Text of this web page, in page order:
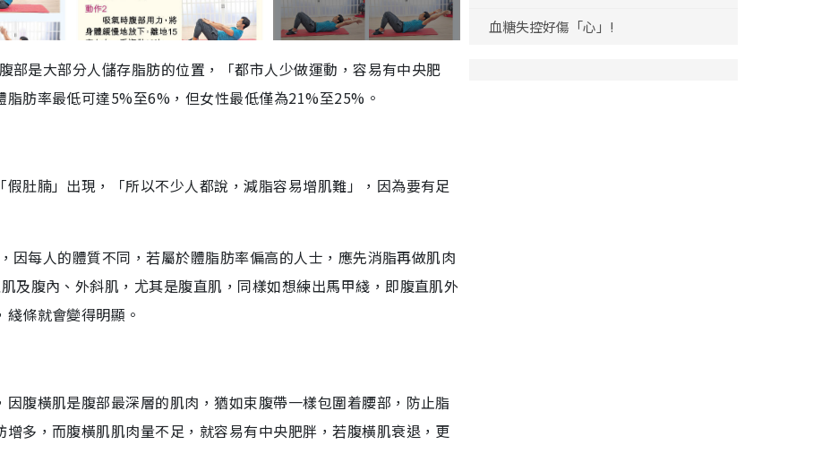
部是大部分人儲存脂肪的位置，「都市人少做運動，容易有中央肥
肪率最低可達5%至6%，但女性最低僅為21%至25%。
肚腩」出現，「所以不少人都說，減脂容易增肌難」，因為要有足
每人的體質不同，若屬於體脂肪率偏高的人士，應先消脂再做肌肉
及腹內、外斜肌，尤其是腹直肌，同樣如想練出馬甲綫，即腹直肌外
條就會變得明顯。
腹橫肌是腹部最深層的肌肉，猶如束腹帶一樣包圍着腰部，防止脂
多，而腹橫肌肌肉量不足，就容易有中央肥胖，若腹橫肌衰退，更
血糖失控好傷「心」!